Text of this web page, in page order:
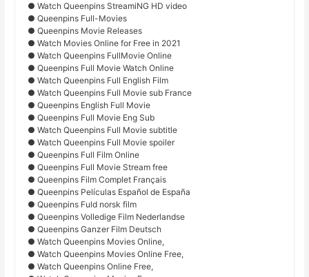
● Watch Queenpins StreamiNG HD video
● Queenpins Full-Movies
● Queenpins Movie Releases
● Watch Movies Online for Free in 2021
● Watch Queenpins FullMovie Online
● Queenpins Full Movie Watch Online
● Watch Queenpins Full English Film
● Watch Queenpins Full Movie sub France
● Queenpins English Full Movie
● Queenpins Full Movie Eng Sub
● Watch Queenpins Full Movie subtitle
● Watch Queenpins Full Movie spoiler
● Queenpins Full Film Online
● Queenpins Full Movie Stream free
● Queenpins Film Complet Français
● Queenpins Películas Español de España
● Queenpins Fuld norsk film
● Queenpins Volledige Film Nederlandse
● Queenpins Ganzer Film Deutsch
● Watch Queenpins Movies Online,
● Watch Queenpins Movies Online Free,
● Watch Queenpins Online Free,